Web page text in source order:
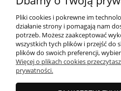
MOJE
Pliki cookies i pokrewne im
działanie strony i pomagają nam
potrzeb. Możesz zaakceptować
wszystkich tych plików i przejść do
plików do swoich preferencji,
Więcej o plikach cookies
prywatności.